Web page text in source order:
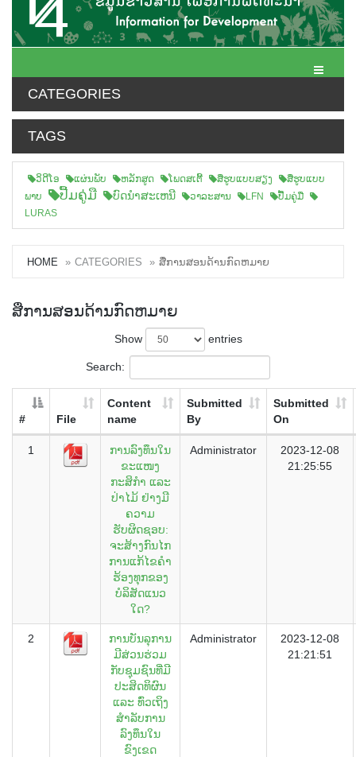
Toggle
CATEGORIES
TAGS
ວິດີໂອ ແຜ່ນພັບ ຫລັກສູດ ໂພດສເຕີ້ ສືຮູບແບບສຽງ
ສື່ຮູບແບບ
ພາບ
ປື້ມຄູ່ມື ບົດນຳສະເຫນີ ວາລະສານ LFN
ປື້ມຄູ່ມື
LURAS
HOME CATEGORIES ສື່ການສອນດ້ານກົດຫມາຍ
ສື່ການສອນດ້ານກົດຫມາຍ
Show entries
Search:
# File
Content
name
Submitted
By
Submitted
On
1
ການລົງທຶນໃນ
ຂະແໜງ
ກະສິກຳ ແລະ
ປ່າໄມ້ ຢ່າງມີ
ຄວາມ
ຮັບຜິດຊອບ:
ຈະສ້າງກົນໄກ
ການແກ້ໄຂຄຳ
ຮ້ອງທຸກຂອງ
ບໍລິສັດແນວ
ໃດ?
Administrator
2023-12-08
21:25:55
2
ການບັນລຸການ
ມີສ່ວນຮ່ວມ
ກັບຊຸມຊົນທີ່ມີ
ປະສິດທິຜົນ
ແລະ ທົ່ວເຖິງ
ສຳລັບການ
ລົງທຶນໃນ
ຂົງເຂດ
Administrator
2023-12-08
21:21:51